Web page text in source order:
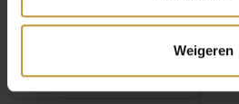
Weigeren
1x Direct leverbaar, 1
werkdag